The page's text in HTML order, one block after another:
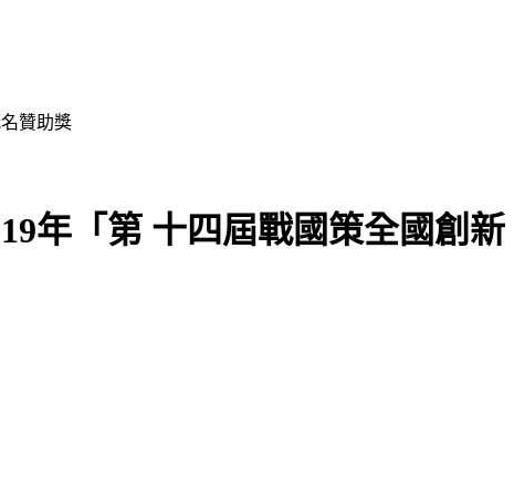
贊助獎
年「第 十四屆戰國策全國創新